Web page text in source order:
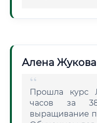
Алена Жукова
Прошла курс
часов за
выращивание